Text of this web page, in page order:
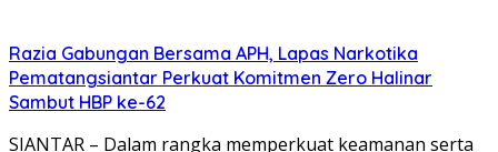
Razia Gabungan Bersama APH, Lapas Narkotika
Pematangsiantar Perkuat Komitmen Zero Halinar
Sambut HBP ke-62
SIANTAR – Dalam rangka memperkuat keamanan serta